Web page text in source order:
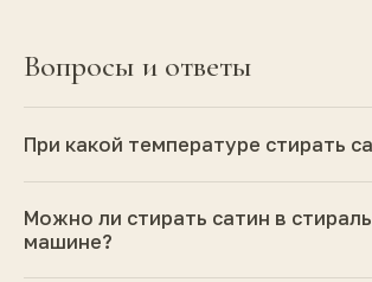
Вопросы и ответы
При какой температуре стирать
Можно ли стирать сатин в
машине?